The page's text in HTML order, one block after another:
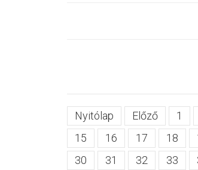
Nyitólap Előző 1
15
16 17 18
30
31 32 33